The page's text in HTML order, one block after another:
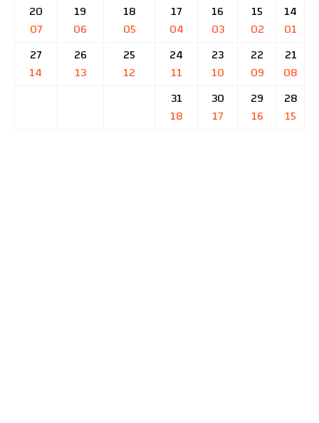
14
01
15
02
16
03
17
04
18
05
19
06
20
07
21
08
22
09
23
10
24
11
25
12
26
13
27
14
28
15
29
16
30
17
31
18